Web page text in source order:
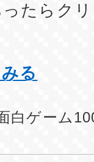
たらク
る
白ゲーム